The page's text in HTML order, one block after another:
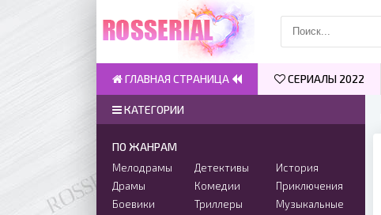
КАТЕГОРИИ
ПО ЖАНРАМ
Мелодрамы
Драмы
Боевики
Детективы
Комедии
Триллеры
История
Приключения
Музыкальные
ГЛАВНАЯ СТРАНИЦА СЕРИАЛЫ 2022